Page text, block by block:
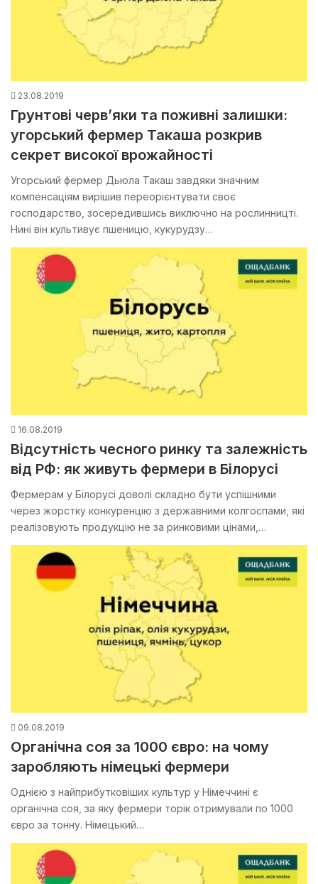
23.08.2019
Грунтові черв’яки та поживні залишки:
угорський фермер Такаша розкрив
секрет високої врожайності
Угорський фермер Дьюла Такаш завдяки значним
компенсаціям вирішив переорієнтувати своє
господарство, зосередившись виключно на рослинницті.
Нині він культивує пшеницю, кукурудзу…
16.08.2019
Відсутність чесного ринку та залежність
від РФ: як живуть фермери в Білорусі
Фермерам у Білорусі доволі складно бути успішними
через жорстку конкуренцію з державними колгоспами, які
реалізовують продукцію не за ринковими цінами,…
09.08.2019
Органічна соя за 1000 євро: на чому
заробляють німецькі фермери
Однією з найприбутковіших культур у Німеччині є
органічна соя, за яку фермери торік отримували по 1000
євро за тонну. Німецький…